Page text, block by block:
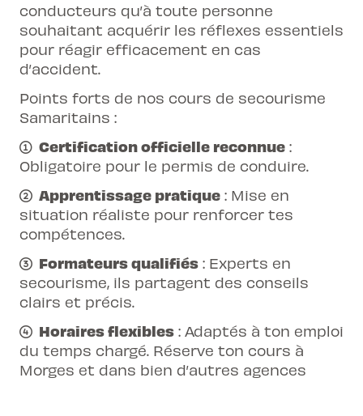
conducteurs qu’à toute personne
souhaitant acquérir les réflexes essentiels
pour réagir efficacement en cas
d’accident.
Points forts de nos cours de secourisme
Samaritains :
Certification officielle reconnue :
Obligatoire pour le permis de conduire.
Apprentissage pratique : Mise en
situation réaliste pour renforcer tes
compétences.
Formateurs qualifiés : Experts en
secourisme, ils partagent des conseils
clairs et précis.
Horaires flexibles : Adaptés à ton emploi
du temps chargé. Réserve ton cours à
Morges et dans bien d’autres agences